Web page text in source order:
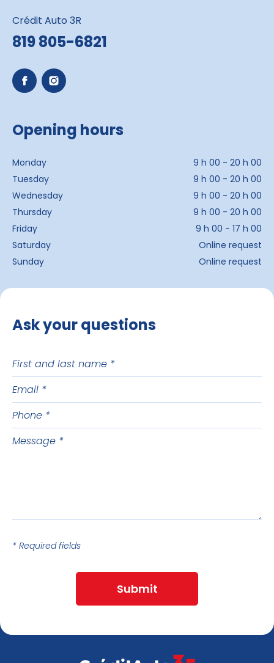
Crédit Auto 3R
819 805-6821
Opening hours
Monday
9 h 00 - 20 h 00
Tuesday
9 h 00 - 20 h 00
Wednesday
9 h 00 - 20 h 00
Thursday
9 h 00 - 20 h 00
Friday
9 h 00 - 17 h 00
Saturday
Online request
Sunday
Online request
Ask your questions
First
last
name
Email
Phone
Message
* Required fields
Submit